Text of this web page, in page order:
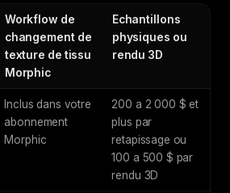
Workflow de
changement de
texture de tissu
Morphic
Echantillons
physiques ou
rendu 3D
Inclus dans votre
abonnement
Morphic
200 a 2 000 $ et
plus par
retapissage ou
100 a 500 $ par
rendu 3D